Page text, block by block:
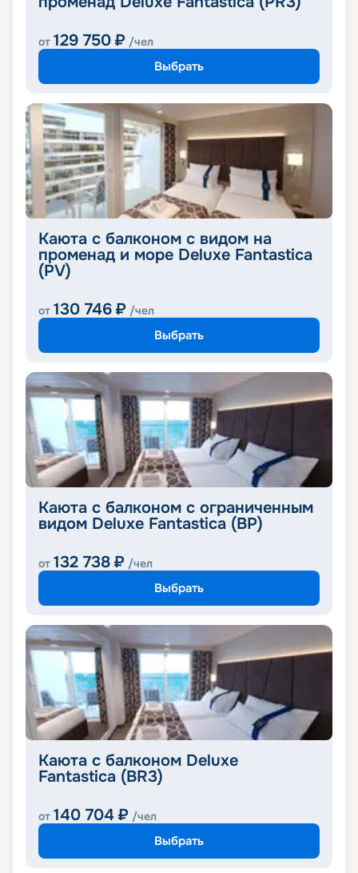
от 129 750 ₽ /чел
Выбрать
Каюта с балконом с видом на
променад и море Deluxe Fantastica
(PV)
от 130 746 ₽ /чел
Выбрать
Каюта с балконом с ограниченным
видом Deluxe Fantastica (BP)
от 132 738 ₽ /чел
Выбрать
Каюта с балконом Deluxe
Fantastica (BR3)
от 140 704 ₽ /чел
Выбрать